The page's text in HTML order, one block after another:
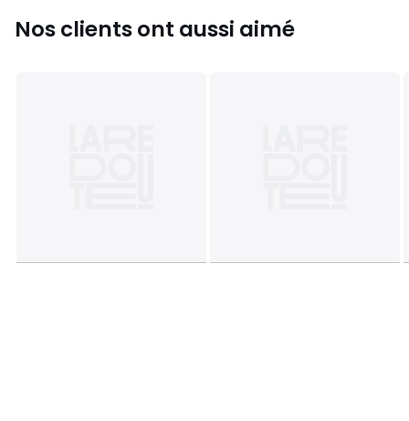
Nos clients ont aussi aimé